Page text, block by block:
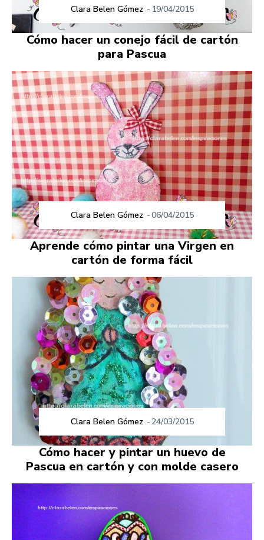
Clara Belen Gómez - 19/04/2015
Cómo hacer un conejo fácil de cartón
para Pascua
Clara Belen Gómez -06/04/2015
Aprende cómo pintar una Virgen en
cartón de forma fácil
Clara Belen Gómez - 24/03/2015
Cómo hacer y pintar un huevo de
Pascua en cartón y con molde casero